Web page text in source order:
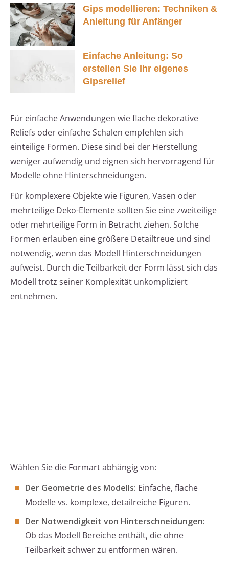
Gips modellieren: Techniken &
Anleitung für Anfänger
Einfache Anleitung: So
erstellen Sie Ihr eigenes
Gipsrelief
Für einfache Anwendungen wie flache dekorative
Reliefs oder einfache Schalen empfehlen sich
einteilige Formen. Diese sind bei der Herstellung
weniger aufwendig und eignen sich hervorragend für
Modelle ohne Hinterschneidungen.
Für komplexere Objekte wie Figuren, Vasen oder
mehrteilige Deko-Elemente sollten Sie eine zweiteilige
oder mehrteilige Form in Betracht ziehen. Solche
Formen erlauben eine größere Detailtreue und sind
notwendig, wenn das Modell Hinterschneidungen
aufweist. Durch die Teilbarkeit der Form lässt sich das
Modell trotz seiner Komplexität unkompliziert
entnehmen.
Wählen Sie die Formart abhängig von:
Der Geometrie des Modells: Einfache, flache
Modelle vs. komplexe, detailreiche Figuren.
Der Notwendigkeit von Hinterschneidungen:
Ob das Modell Bereiche enthält, die ohne
Teilbarkeit schwer zu entformen wären.